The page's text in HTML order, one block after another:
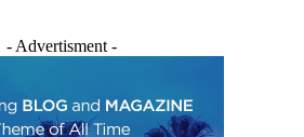
- Advertisment -